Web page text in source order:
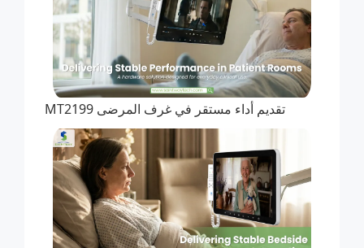
تقديم أداء مستقر في غرف المرضى MT2199